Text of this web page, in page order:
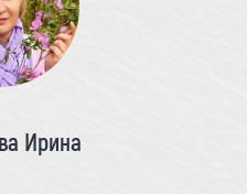
Ирина